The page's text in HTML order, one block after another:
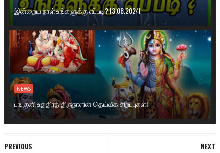
இன்றைய நாள் உங்களுக்கு எப்படி? 13.08.2024!
NEWS
பங்குனி உத்திரத் திருநாளின் தெய்வீக சிறப்புகள்!
NEXT
PREVIOUS